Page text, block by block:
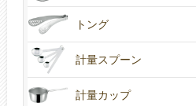
トング
計量スプーン
計量カップ